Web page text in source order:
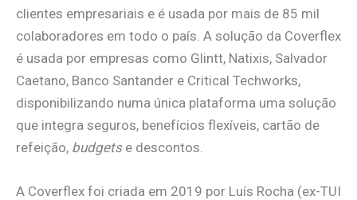
clientes empresariais e é usada por mais de 85 mil
colaboradores em todo o país. A solução da Coverflex
é usada por empresas como Glintt, Natixis, Salvador
Caetano, Banco Santander e Critical Techworks,
disponibilizando numa única plataforma uma solução
que integra seguros, benefícios flexíveis, cartão de
refeição, budgetse descontos.
A Coverflex foi criada em 2019 por Luís Rocha (ex-TUI